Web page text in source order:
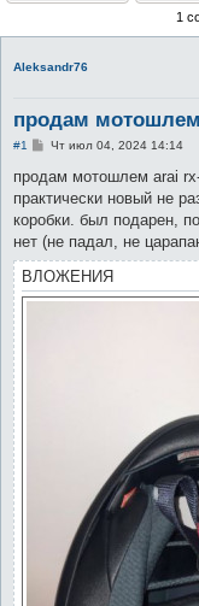
1
Aleksandr76
продам
#1
С
о
б
щ
е
и
е
Чт июл 04, 2024 14:14
продам мотошлем arai
практически новый не
коробки. был подарен,
нет (не падал, не
ВЛОЖЕНИЯ